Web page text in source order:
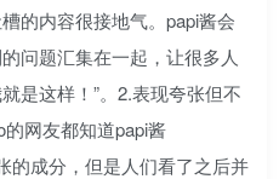
的内容很接地气。papi酱会
问题汇集在一起，让很多人
是这样！”。2.表现夸张但不
网友都知道papi酱
的成分，但是人们看了之后并